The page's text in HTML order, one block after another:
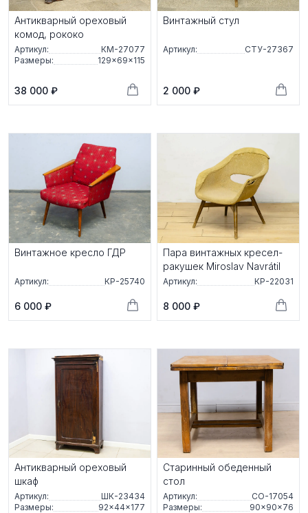
Антикварный ореховый
комод, рококо
Артикул:
КМ-27077
Размеры:
129×69×115
38 000 ₽
Винтажный стул
Артикул: СТУ-27367
2 000 ₽
Винтажное кресло ГДР
Артикул: КР-25740
6 000 ₽
Пара винтажных кресел-
ракушек Miroslav Navrátil
Артикул: КР-22031
8 000 ₽
Антикварный ореховый
шкаф
Артикул:
ШК-23434
Размеры:
92×44×177
Старинный обеденный
стол
Артикул:
СО-17054
Размеры:
90×90×76